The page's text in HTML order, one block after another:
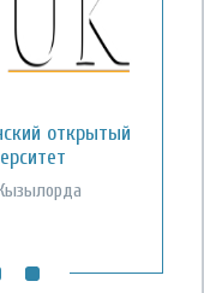
казахско-
им.
Ясави
открытый